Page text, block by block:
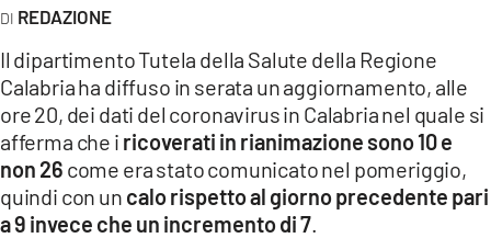
LaC
Network
LACPLAY.IT
LACTV.IT
LACONAIR.IT
REDAZIONE
Il dipartimento Tutela della Salute della Regione
Calabria ha diffuso in serata un aggiornamento, alle
ore 20, dei dati del coronavirus in Calabria nel quale si
afferma che i ricoverati in rianimazione sono 10 e
non 26 come era stato comunicato nel pomeriggio,
quindi con un calo rispetto al giorno precedente pari
a 9 invece che un incremento di 7